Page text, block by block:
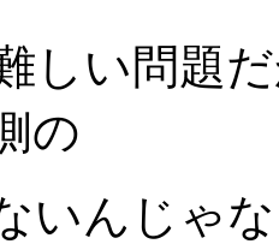
しい問題
の
いんじゃ